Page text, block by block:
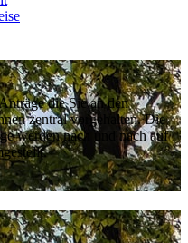
die Sie an den
zentral vorgehalten. Die
werden nach und nach auf